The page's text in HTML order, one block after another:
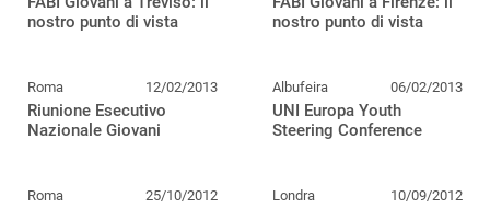
nostro punto di vista
nostro punto di vista
Roma 12/02/2013
Riunione Esecutivo
Nazionale Giovani
Albufeira 06/02/2013
UNI Europa Youth
Steering Conference
Roma 25/10/2012 Londra 10/09/2012